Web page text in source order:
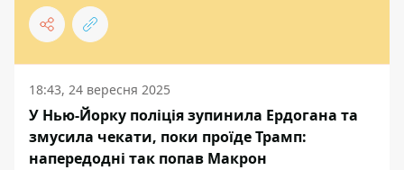
18:43, 24 вересня 2025
У Нью-Йорку поліція зупинила Ердогана та
змусила чекати, поки проїде Трамп:
напередодні так попав Макрон